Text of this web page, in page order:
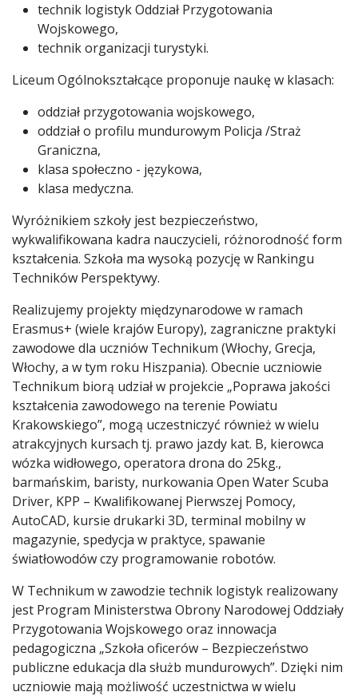
technik logistyk Oddział Przygotowania
Wojskowego,
technik organizacji turystyki.
Liceum Ogólnokształcące proponuje naukę w klasach:
oddział przygotowania wojskowego,
oddział o profilu mundurowym Policja /Straż
Graniczna,
klasa społeczno - językowa,
klasa medyczna.
Wyróżnikiem szkoły jest bezpieczeństwo,
wykwalifikowana kadra nauczycieli, różnorodność form
kształcenia. Szkoła ma wysoką pozycję w Rankingu
Techników Perspektywy.
Realizujemy projekty międzynarodowe w ramach
Erasmus+ (wiele krajów Europy), zagraniczne praktyki
zawodowe dla uczniów Technikum (Włochy, Grecja,
Włochy, a w tym roku Hiszpania). Obecnie uczniowie
Technikum biorą udział w projekcie „Poprawa jakości
kształcenia zawodowego na terenie Powiatu
Krakowskiego”, mogą uczestniczyć również w wielu
atrakcyjnych kursach tj. prawo jazdy kat. B, kierowca
wózka widłowego, operatora drona do 25kg.,
barmańskim, baristy, nurkowania Open Water Scuba
Driver, KPP – Kwalifikowanej Pierwszej Pomocy,
AutoCAD, kursie drukarki 3D, terminal mobilny w
magazynie, spedycja w praktyce, spawanie
światłowodów czy programowanie robotów.
W Technikum w zawodzie technik logistyk realizowany
jest Program Ministerstwa Obrony Narodowej Oddziały
Przygotowania Wojskowego oraz innowacja
pedagogiczna „Szkoła oficerów – Bezpieczeństwo
publiczne edukacja dla służb mundurowych”. Dzięki nim
uczniowie mają możliwość uczestnictwa w wielu